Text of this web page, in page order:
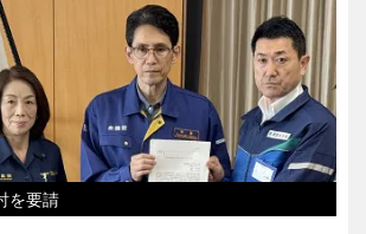
を要請